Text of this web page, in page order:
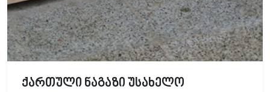
ქართული ნაგაზი უსახელო